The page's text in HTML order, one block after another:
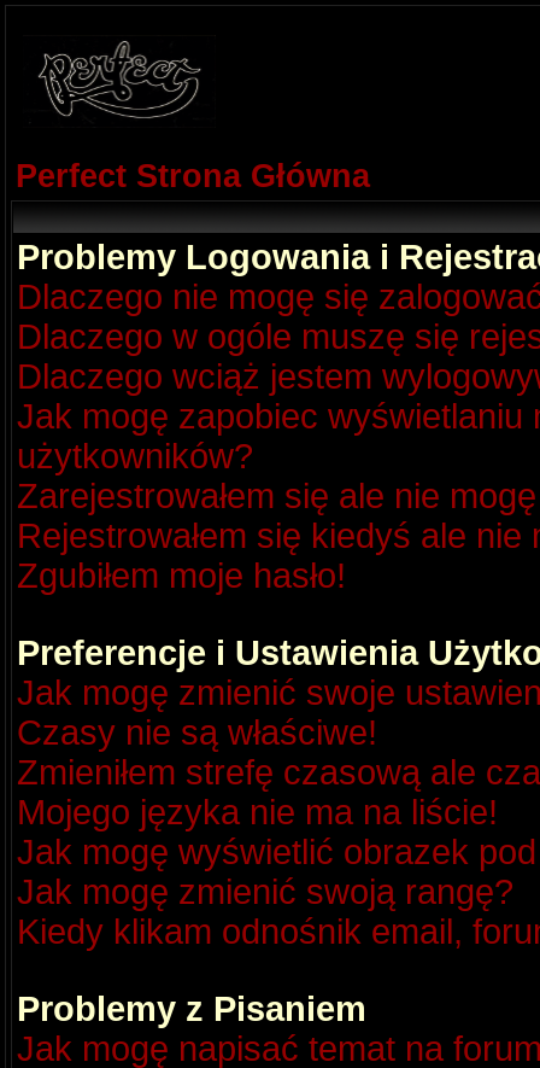
Perfect Strona Główna
Problemy Logowania i
Dlaczego nie mogę się
Dlaczego w ogóle muszę się
Dlaczego wciąż jestem
Jak mogę zapobiec
użytkowników?
Zarejestrowałem się ale nie
Rejestrowałem się kiedyś ale
Zgubiłem moje hasło!
Preferencje i Ustawienia
Jak mogę zmienić swoje
Czasy nie są właściwe!
Zmieniłem strefę czasową ale
Mojego języka nie ma na liście!
Jak mogę wyświetlić obrazek
Jak mogę zmienić swoją rangę?
Kiedy klikam odnośnik email,
Problemy z Pisaniem
Jak mogę napisać temat na